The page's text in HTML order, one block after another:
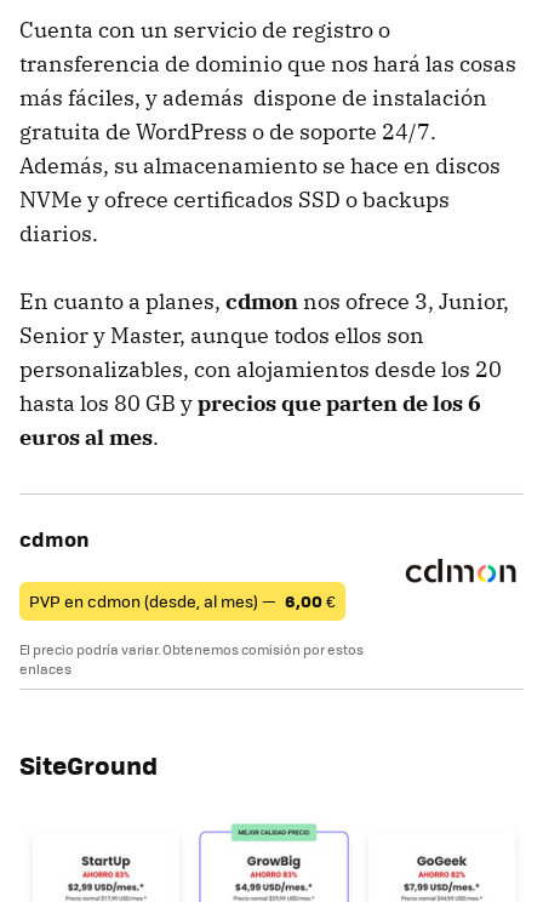
Cuenta con un servicio de registro o
transferencia de dominio que nos hará las cosas
más fáciles, y además dispone de instalación
gratuita de WordPress o de soporte 24/7.
Además, su almacenamiento se hace en discos
NVMe y ofrece certificados SSD o backups
diarios.
En cuanto a planes, cdmon nos ofrece 3, Junior,
Senior y Master, aunque todos ellos son
personalizables, con alojamientos desde los 20
hasta los 80 GB yprecios que parten de los 6
euros al mes.
cdmon
PVP en cdmon (desde, al mes) — 6,00€
El precio podría variar. Obtenemos comisión por estos
enlaces
SiteGround